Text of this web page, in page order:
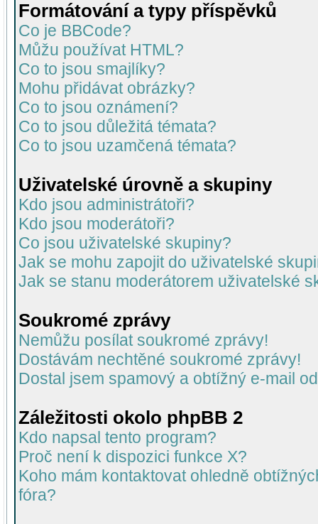
Formátování a typy příspěvků
Co je BBCode?
Můžu používat HTML?
Co to jsou smajlíky?
Mohu přidávat obrázky?
Co to jsou oznámení?
Co to jsou důležitá témata?
Co to jsou uzamčená témata?
Uživatelské úrovně a skupiny
Kdo jsou administrátoři?
Kdo jsou moderátoři?
Co jsou uživatelské skupiny?
Jak se mohu zapojit do uživatelské
Jak se stanu moderátorem uživatelské
Soukromé zprávy
Nemůžu posílat soukromé zprávy!
Dostávám nechtěné soukromé zprávy!
Dostal jsem spamový a obtížný e-mail
Záležitosti okolo phpBB 2
Kdo napsal tento program?
Proč není k dispozici funkce X?
Koho mám kontaktovat ohledně
fóra?